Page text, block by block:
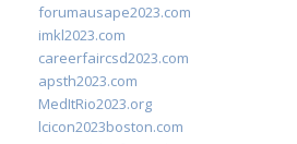
forumausape2023.com
imkl2023.com
careerfaircsd2023.com
apsth2023.com
MedItRio2023.org
lcicon2023boston.com